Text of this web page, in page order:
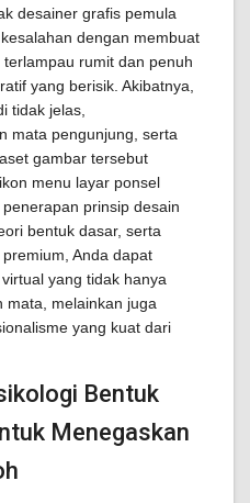
desainer grafis pemula
dengan membuat
rumit dan penuh
yang berisik. Akibatnya,
tidak jelas,
mata pengunjung, serta
gambar tersebut
menu layar ponsel
prinsip desain
bentuk dasar, serta
Anda dapat
yang tidak hanya
mata, melainkan juga
yang kuat dari
Bentuk
Menegaskan